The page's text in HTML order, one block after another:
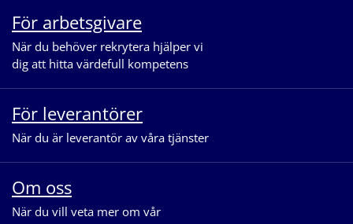
För arbetsgivare
När du behöver rekrytera hjälper vi
dig att hitta värdefull kompetens
För leverantörer
När du är leverantör av våra tjänster
Om oss
När du vill veta mer om vår